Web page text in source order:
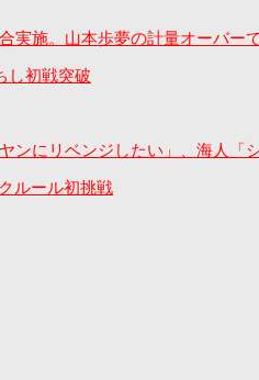
実施。山本歩夢の計量オーバー
し初戦突破
にリベンジしたい」、海人「
ルール初挑戦